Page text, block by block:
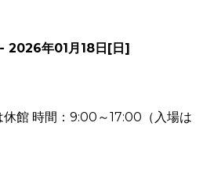
2026年01月18日[日]
休館 時間：9:00～17:00（入場は